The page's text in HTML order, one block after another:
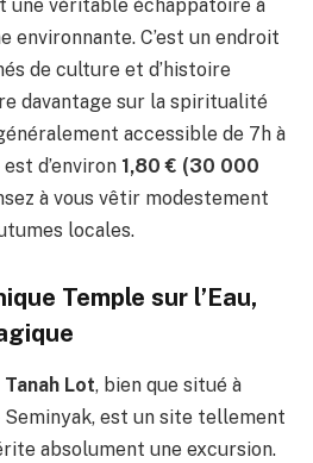
véritable échappatoire à
environnante. C’est un endroit
de culture et d’histoire
davantage sur la spiritualité
accessible de 7h à
d’environ 1,80 € (30 000
à vous vêtir modestement
locales.
Temple sur l’Eau,
Lot, bien que situé à
est un site tellement
absolument une excursion.